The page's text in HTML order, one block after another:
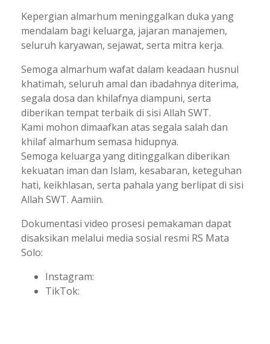
Kepergian almarhum meninggalkan duka yang
mendalam bagi keluarga, jajaran manajemen,
seluruh karyawan, sejawat, serta mitra kerja.
Semoga almarhum wafat dalam keadaan husnul
khatimah, seluruh amal dan ibadahnya diterima,
segala dosa dan khilafnya diampuni, serta
diberikan tempat terbaik di sisi Allah SWT.
Kami mohon dimaafkan atas segala salah dan
khilaf almarhum semasa hidupnya.
Semoga keluarga yang ditinggalkan diberikan
kekuatan iman dan Islam, kesabaran, keteguhan
hati, keikhlasan, serta pahala yang berlipat di sisi
Allah SWT. Aamiin.
Dokumentasi video prosesi pemakaman dapat
disaksikan melalui media sosial resmi RS Mata
Solo:
Instagram:
TikTok: